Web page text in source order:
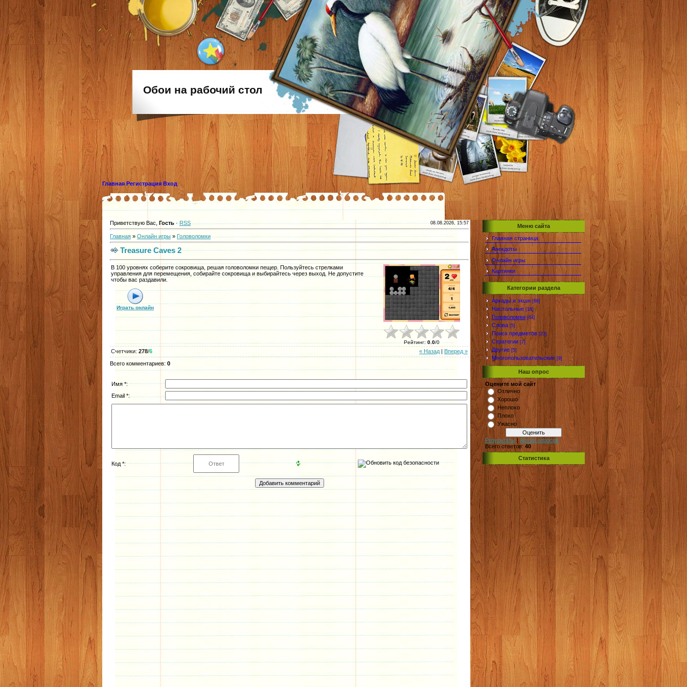
Обои на рабочий стол
Главная Регистрация Вход
Приветствую Вас Гость · RSS 08.08.2026, 15:57
Главная»Онлайн игры » Головоломки
Treasure Caves 2
В 100 уровнях соберите сокровища, решая головоломки пещер. Пользуйтесь стрелками
управления для перемещения, собирайте сокровища и выбирайтесь через выход. Не допустите
чтобы вас раздавили.
Играть онлайн
Рейтинг: 0.0/0
« Назад | Вперед »
Счетчики: 278/6
Всего комментариев: 0
Имя *:
Email *:
Код *:
Меню сайта
Главная страница
Анекдоты
Онлайн игры
Картинки
Категории раздела
Аркады и экшн [86]
Настольные [14]
Головоломки [64]
Слова [5]
Поиск предметов [23]
Стратегии [7]
Другие [5]
Многопользовательские [9]
Наш опрос
Оцените мой сайт
Отлично
Хорошо
Неплохо
Плохо
Ужасно
Результаты | Архив опросов
Всего ответов: 40
Статистика